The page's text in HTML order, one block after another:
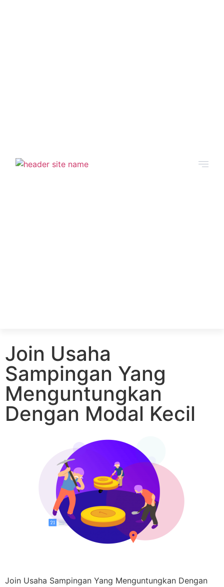
Join Usaha
Sampingan Yang
Menguntungkan
Dengan Modal Kecil
Join Usaha Sampingan Yang Menguntungkan Dengan